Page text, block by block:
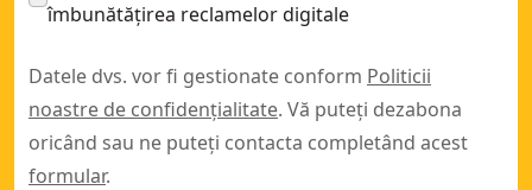
îmbunătățirea reclamelor digitale
Datele dvs. vor fi gestionate conform Politicii
noastre de confidențialitate. Vă puteți dezabona
oricând sau ne puteți contacta completând acest
formular.